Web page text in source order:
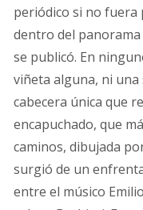
periódico si no fuera
dentro del
se publicó. En
viñeta alguna, ni una
cabecera única que
encapuchado, que
caminos, dibujada
surgió de un
entre el músico